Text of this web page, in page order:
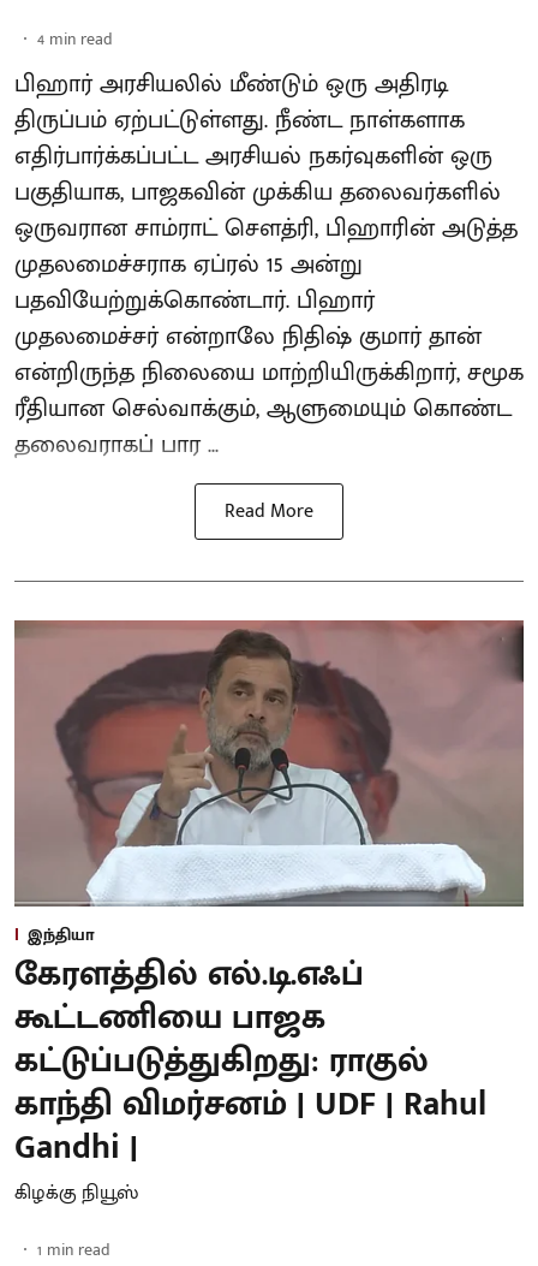
4 min read
பிஹார் அரசியலில் மீண்டும் ஒரு அதிரடி
திருப்பம் ஏற்பட்டுள்ளது. நீண்ட நாள்களாக
எதிர்பார்க்கப்பட்ட அரசியல் நகர்வுகளின் ஒரு
பகுதியாக, பாஜகவின் முக்கிய தலைவர்களில்
ஒருவரான சாம்ராட் சௌத்ரி, பிஹாரின் அடுத்த
முதலமைச்சராக ஏப்ரல் 15 அன்று
பதவியேற்றுக்கொண்டார். பிஹார்
முதலமைச்சர் என்றாலே நிதிஷ் குமார் தான்
என்றிருந்த நிலையை மாற்றியிருக்கிறார், சமூக
ரீதியான செல்வாக்கும், ஆளுமையும் கொண்ட
தலைவராகப் பார ...
Read More
இந்தியா
கேரளத்தில் எல்.டி.எஃப்
கூட்டணியை பாஜக
கட்டுப்படுத்துகிறது: ராகுல்
காந்தி விமர்சனம் | UDF | Rahul
Gandhi |
கிழக்கு நியூஸ்
1 min read